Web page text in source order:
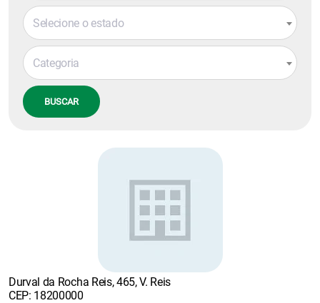
Selecione o estado
Categoria
BUSCAR
Durval da Rocha Reis, 465, V. Reis
CEP: 18200000